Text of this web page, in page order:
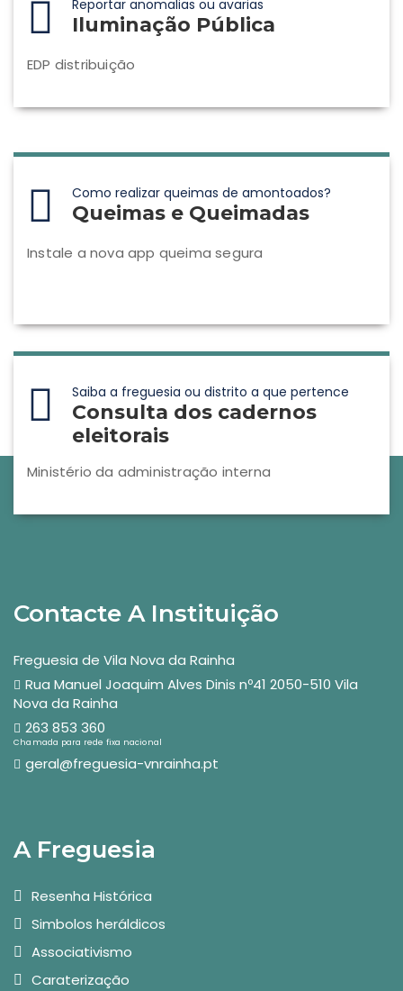
Reportar anomalias ou avarias
Iluminação Pública
EDP distribuição
Como realizar queimas de amontoados?
Queimas e Queimadas
Instale a nova app queima segura
Saiba a freguesia ou distrito a que pertence
Consulta dos cadernos
eleitorais
Ministério da administração interna
Contacte A Instituição
Freguesia de Vila Nova da Rainha
Rua Manuel Joaquim Alves Dinis nº41 2050-510 Vila
Nova da Rainha
263 853 360
Chamada para rede fixa nacional
geral@freguesia-vnrainha.pt
A Freguesia
Resenha Histórica
Simbolos heráldicos
Associativismo
Caraterização